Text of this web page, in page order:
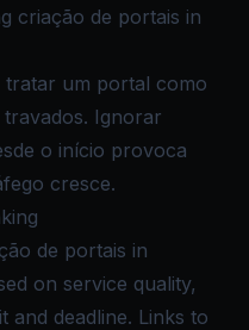
criação de portais in
tratar um portal como
Ignorar
o início provoca
cresce.
de portais in
on service quality,
deadline. Links to